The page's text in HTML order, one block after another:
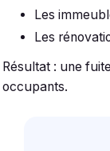
Les
Les
Résultat : une
occupants.